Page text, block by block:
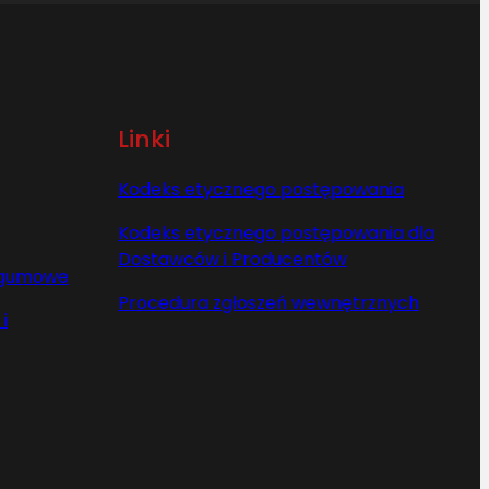
i
Linki
Kodeks etycznego postępowania
Kodeks etycznego postępowania dla
Dostawców i Producentów
Procedura zgłoszeń wewnętrznych